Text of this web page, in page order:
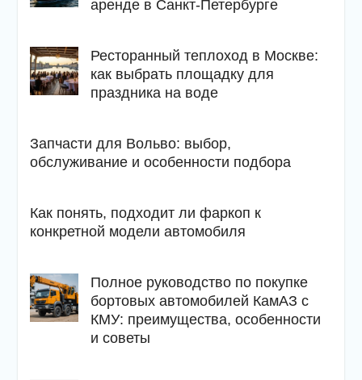
аренде в Санкт-Петербурге
Ресторанный теплоход в Москве:
как выбрать площадку для
праздника на воде
Запчасти для Вольво: выбор,
обслуживание и особенности подбора
Как понять, подходит ли фаркоп к
конкретной модели автомобиля
Полное руководство по покупке
бортовых автомобилей КамАЗ с
КМУ: преимущества, особенности
и советы